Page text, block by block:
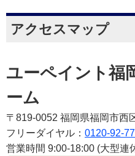
アクセスマップ
ユーペイント福
ーム
〒819-0052 福岡県福岡市西
フリーダイヤル： 0120-92-
営業時間 9:00-18:00 (大型